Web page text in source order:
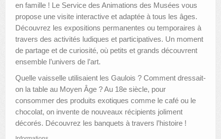
en famille ! Le Service des Animations des Musées vous
propose une visite interactive et adaptée à tous les âges.
Découvrez les expositions permanentes ou temporaires à
travers des activités ludiques et participatives. Un moment
de partage et de curiosité, où petits et grands découvrent
ensemble l’univers de l’art.
Quelle vaisselle utilisaient les Gaulois ? Comment dressait-
on la table au Moyen Âge ? Au 18e siècle, pour
consommer des produits exotiques comme le café ou le
chocolat, on invente de nouveaux récipients joliment
décorés. Découvrez les banquets à travers l’histoire !